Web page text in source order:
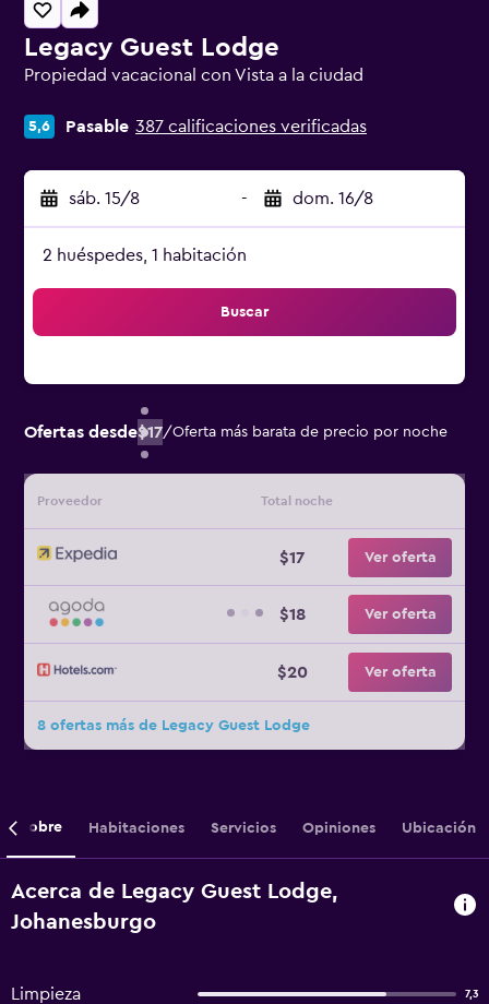
Legacy Guest Lodge
Propiedad vacacional con Vista a la ciudad
5,6 Pasable 387 calificaciones verificadas
sáb. 15/8 - dom. 16/8
2 huéspedes, 1 habitación
Buscar
Ofertas desde$17/Oferta más barata de precio por noche
Proveedor Total noche
$17 Ver oferta
$18 Ver oferta
$20 Ver oferta
8 ofertas más de Legacy Guest Lodge
Sobre Habitaciones Servicios Opiniones Ubicación
Acerca de Legacy Guest Lodge,
Johanesburgo
Limpieza 7,3